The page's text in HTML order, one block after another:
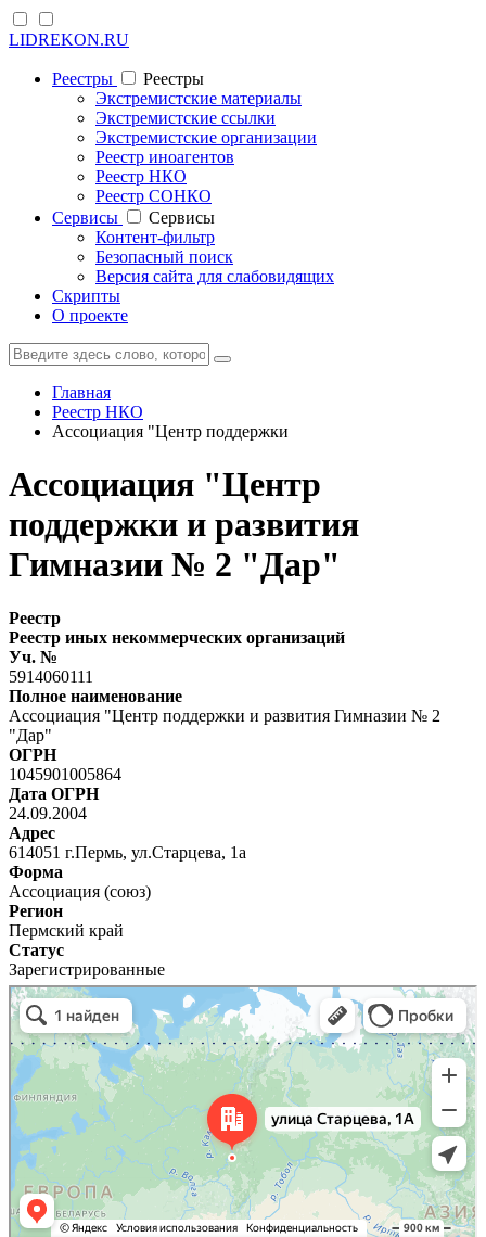
LIDREKON.RU
Реестры
Реестры
Экстремистские материалы
Экстремистские ссылки
Экстремистские организации
Реестр иноагентов
Реестр НКО
Реестр СОНКО
Cервисы
Cервисы
Контент-фильтр
Безопасный поиск
Версия сайта для слабовидящих
Скрипты
О проекте
Главная
Реестр НКО
Ассоциация "Центр поддержки
Ассоциация "Центр
поддержки и развития
Гимназии № 2 "Дар"
Реестр
Реестр иных некоммерческих организаций
Уч. №
5914060111
Полное наименование
Ассоциация "Центр поддержки и развития Гимназии № 2
"Дар"
ОГРН
1045901005864
Дата ОГРН
24.09.2004
Адрес
614051 г.Пермь, ул.Старцева, 1а
Форма
Ассоциация (союз)
Регион
Пермский край
Статус
Зарегистрированные